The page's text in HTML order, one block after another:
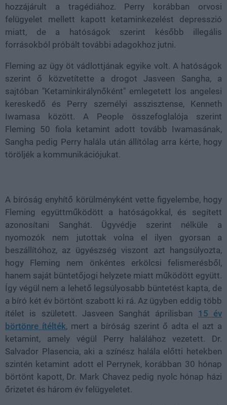
hozzájárult a tragédiához. Perry korábban orvosi
felügyelet mellett kapott ketaminkezelést depresszió
miatt, de a hatóságok szerint később illegális
forrásokból próbált további adagokhoz jutni.
Fleming az ügy öt vádlottjának egyike volt. A hatóságok
szerint ő közvetítette a drogot Jasveen Sangha, a
sajtóban "Ketaminkirálynőként" emlegetett los angelesi
kereskedő és Perry személyi asszisztense, Kenneth
Iwamasa között. A People összefoglalója szerint
Fleming 50 fiola ketamint adott tovább Iwamasának,
Sangha pedig Perry halála után állítólag arra kérte, hogy
töröljék a kommunikációjukat.
A bíróság enyhítő körülményként vette figyelembe, hogy
Fleming együttműködött a hatóságokkal, és segített
azonosítani Sanghát. Ügyvédje szerint nélküle a
nyomozók nem jutottak volna el ilyen gyorsan a
beszállítóhoz, az ügyészség viszont azt hangsúlyozta,
hogy Fleming nem önkéntes erkölcsi felismerésből,
hanem saját büntetőjogi helyzete miatt működött együtt.
Így végül nem a lehető legsúlyosabb büntetést kapta, de
a bíró két év börtönt szabott ki rá. Az ügyben eddig több
ítélet is született. Jasveen Sanghát áprilisban 15 év
börtönre ítélték, mert a bíróság szerint ő adta el azt a
ketamint, amely végül Perry halálához vezetett. Dr.
Salvador Plasencia, aki a színész halála előtti hetekben
szintén ketamint adott el Perrynek, korábban 30 hónap
börtönt kapott, Dr. Mark Chavez pedig nyolc hónap házi
őrizetet és három év felügyeletet.